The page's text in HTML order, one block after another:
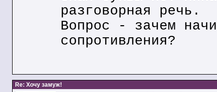
разговорная речь.
Вопрос - зачем
сопротивления?
Re: Хочу замуж!